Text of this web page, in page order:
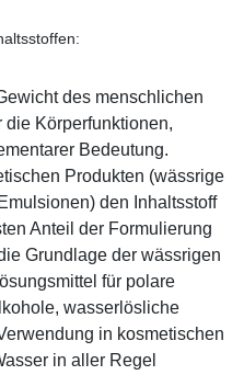
des menschlichen
die Körperfunktionen,
Bedeutung.
Produkten (wässrige
den Inhaltsstoff
Anteil der Formulierung
Grundlage der wässrigen
für polare
wasserlösliche
in kosmetischen
in aller Regel